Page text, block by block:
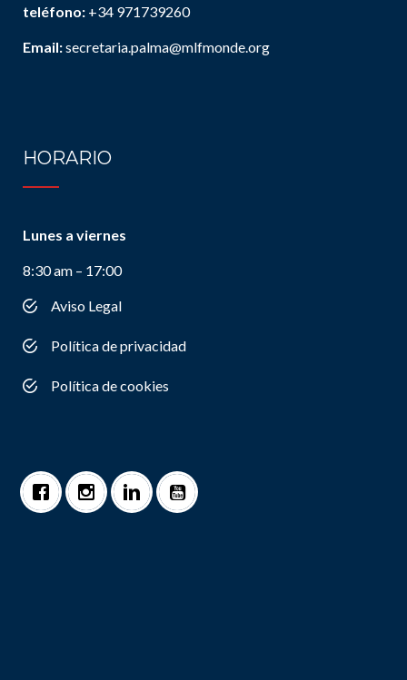
teléfono: +34 971739260
Email:secretaria.palma@mlfmonde.org
HORARIO
Lunes a viernes
8:30 am – 17:00
Aviso Legal
Política de privacidad
Política de cookies